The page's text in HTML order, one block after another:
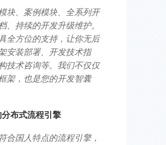
块、案例模块、全系列开
、持续的开发升级维护。
全方位的支持，让你无后
安装部署、开发技术指
技术咨询等。我们不仅仅
架，也是您的开发智囊
布式流程引擎
合国人特点的流程引擎，